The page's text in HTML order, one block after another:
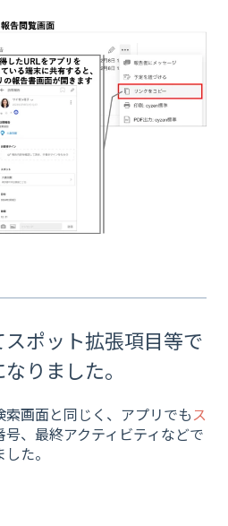
ポット拡張項目等で
りました。
画面と同じく、アプリでもス
号、最終アクティビティなどで
た。